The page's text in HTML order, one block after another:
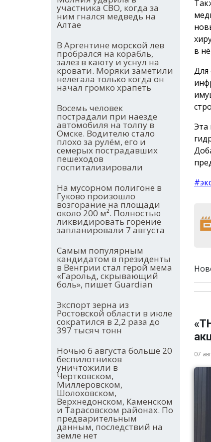
участника СВО, когда за
ним гнался медведь на
Алтае
В Аргентине морской лев
пробрался на корабль,
залез в каюту и уснул на
кровати. Моряки заметили
нелегала только когда он
начал громко храпеть
Восемь человек
пострадали при наезде
автомобиля на толпу в
Омске. Водителю стало
плохо за рулём, его и
семерых пострадавших
пешеходов
госпитализировали
На мусорном полигоне в
Гуково произошло
возгорание на площади
около 200 м². Полностью
ликвидировать горение
запланировали 7 августа
Самым популярным
кандидатом в президенты
в Венгрии стал герой мема
«Гарольд, скрывающий
боль», пишет Guardian
Экспорт зерна из
Ростовской области в июле
сократился в 2,2 раза до
397 тысяч тонн
Ночью 6 августа больше 20
беспилотников
уничтожили в
Чертковском,
Миллеровском,
Шолоховском,
Верхнедонском, Каменском
и Тарасовском районах. По
предварительным
данным, последствий на
земле нет
в
Для
Эта
07